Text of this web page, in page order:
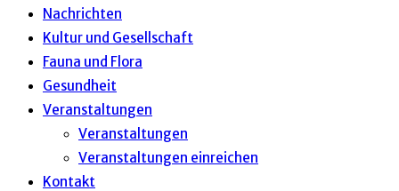
Nachrichten
Kultur und Gesellschaft
Fauna und Flora
Gesundheit
Veranstaltungen
Veranstaltungen
Veranstaltungen einreichen
Kontakt